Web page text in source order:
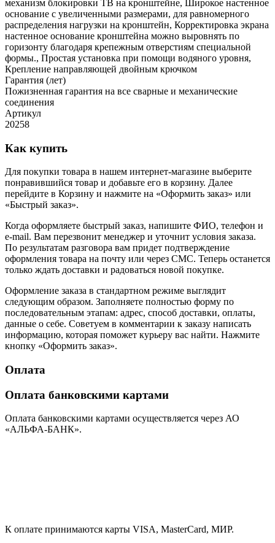
механизм блокировки ТВ на кронштейне, Широкое настенное
основание с увеличенными размерами, для равномерного
распределения нагрузки на кронштейн, Корректировка экрана
настенное основание кронштейна можно выровнять по
горизонту благодаря крепежным отверстиям специальной
формы., Простая установка при помощи водяного уровня,
Крепление направляющей двойным крючком
Гарантия (лет)
Пожизненная гарантия на все сварные и механические
соединения
Артикул
20258
Как купить
Для покупки товара в нашем интернет-магазине выберите
понравившийся товар и добавьте его в корзину. Далее
перейдите в Корзину и нажмите на «Оформить заказ» или
«Быстрый заказ».
Когда оформляете быстрый заказ, напишите ФИО, телефон и
e-mail. Вам перезвонит менеджер и уточнит условия заказа.
По результатам разговора вам придет подтверждение
оформления товара на почту или через СМС. Теперь останется
только ждать доставки и радоваться новой покупке.
Оформление заказа в стандартном режиме выглядит
следующим образом. Заполняете полностью форму по
последовательным этапам: адрес, способ доставки, оплаты,
данные о себе. Советуем в комментарии к заказу написать
информацию, которая поможет курьеру вас найти. Нажмите
кнопку «Оформить заказ».
Оплата
Оплата банковскими картами
Оплата банковскими картами осуществляется через АО
«АЛЬФА-БАНК».
К оплате принимаются карты VISA, MasterCard, МИР.